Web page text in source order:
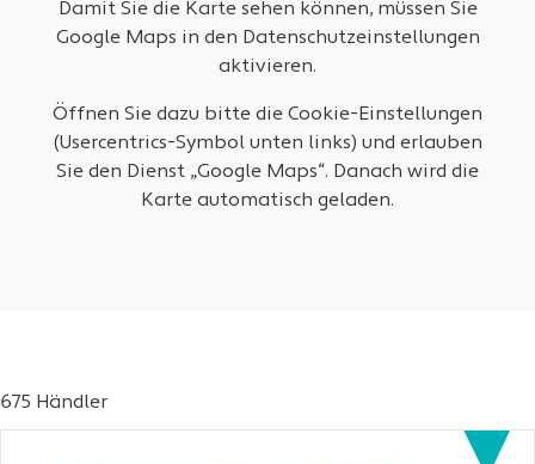
Damit Sie die Karte sehen können, müssen Sie
Google Maps in den Datenschutzeinstellungen
aktivieren.
Öffnen Sie dazu bitte die Cookie-Einstellungen
(Usercentrics-Symbol unten links) und erlauben
Sie den Dienst „Google Maps“. Danach wird die
Karte automatisch geladen.
675 Händler